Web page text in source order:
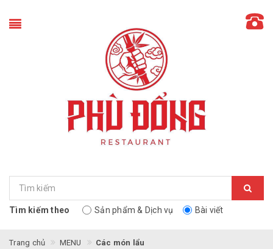
Tìm kiếm theo Sản phẩm & Dịch vụ Bài viết
Trang chủ MENU Các món lẩu